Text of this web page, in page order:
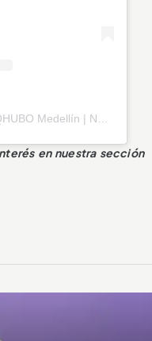
Una publicación compartida de QHUBO Medellín | Noticias (@qhubomedallo)
en nuestra sección